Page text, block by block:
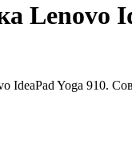
Lenovo
IdeaPad Yoga 910.